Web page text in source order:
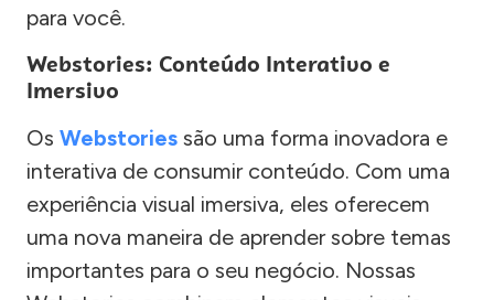
para você.
Webstories: Conteúdo Interativo e
Imersivo
Os Webstories são uma forma inovadora e
interativa de consumir conteúdo. Com uma
experiência visual imersiva, eles oferecem
uma nova maneira de aprender sobre temas
importantes para o seu negócio. Nossas